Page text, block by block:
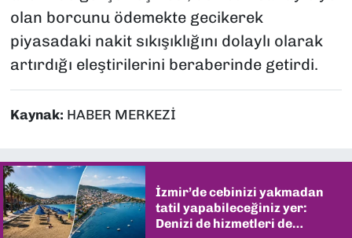
olan borcunu ödemekte gecikerek
piyasadaki nakit sıkışıklığını dolaylı olarak
artırdığı eleştirilerini beraberinde getirdi.
Kaynak: HABER MERKEZİ
İzmir’de cebinizi yakmadan
tatil yapabileceğiniz yer:
Denizi de hizmetleri de